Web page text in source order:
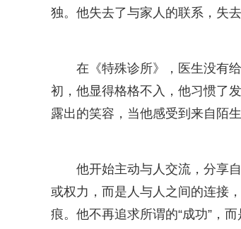
独。他失去了与家人的联系，失
在《特殊诊所》，医生没有
初，他显得格格不入，他习惯了
露出的笑容，当他感受到来自陌
他开始主动与人交流，分享
或权力，而是人与人之间的连接
痕。他不再追求所谓的“成功”，